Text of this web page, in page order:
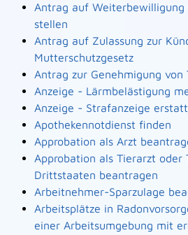
Antrag auf Weiterbewilligung
stellen
Antrag auf Zulassung zur
Mutterschutzgesetz
Antrag zur Genehmigung von
Anzeige - Lärmbelästigung
Anzeige - Strafanzeige
Apothekennotdienst finden
Approbation als Arzt
Approbation als Tierarzt oder
Drittstaaten beantragen
Arbeitnehmer-Sparzulage
Arbeitsplätze in
einer Arbeitsumgebung mit